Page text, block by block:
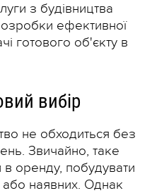
з будівництва
ефективної
готового об'єкту в
вибір
не обходиться без
Звичайно, таке
оренду, побудувати
або наявних. Однак